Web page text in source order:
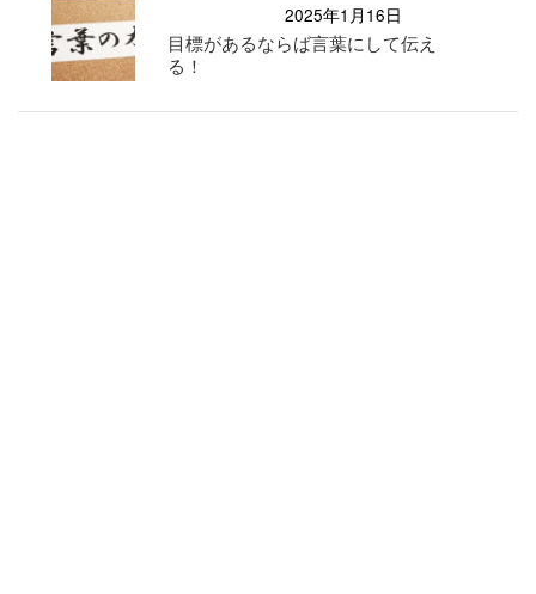
2025年1月16日
目標があるならば言葉にして伝え
る！